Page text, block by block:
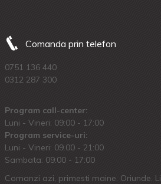
Comanda prin telefon
0751 136 440
0312 287 300
Program call-center:
Luni - Vineri: 09:00 - 17:00
Program service-uri:
Luni - Vineri: 09.00 - 21:00
Sambata: 09:00 - 17:00
Comanzi azi, primesti maine. Oriunde.